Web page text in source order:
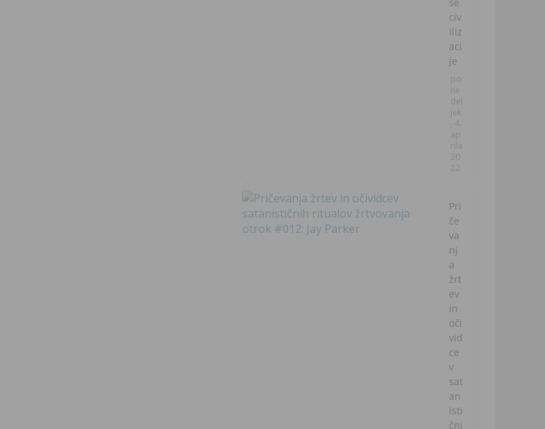
civ
iliz
aci
je
po
ne
del
jek
, 4.
ap
rila
20
22
Pri
če
va
nj
a
žrt
ev
in
oči
vid
ce
v
sat
an
isti
čni